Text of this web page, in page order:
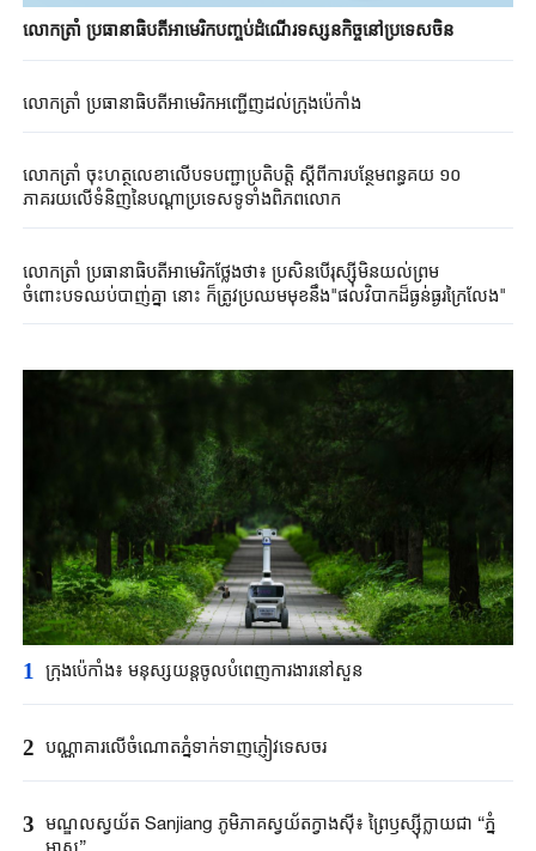
លោកត្រាំ ប្រធានាធិបតីអាមេរិកបញ្ចប់ដំណើរទស្សនកិច្ចនៅប្រទេសចិន
លោកត្រាំ ប្រធានាធិបតីអាមេរិកអញ្ជើញដល់ក្រុងប៉េកាំង
លោកត្រាំ ចុះហត្ថលេខាលើបទបញ្ជាប្រតិបត្តិ ស្តីពីការបន្ថែមពន្ធគយ ១០
ភាគរយលើទំនិញនៃបណ្តាប្រទេសទូទាំងពិភពលោក
លោកត្រាំ ប្រធានាធិបតីអាមេរិកថ្លែងថា៖ ប្រសិនបើរុស្ស៊ីមិនយល់ព្រម
ចំពោះបទឈប់បាញ់គ្នា នោះ ក៏ត្រូវប្រឈមមុខនឹង"ផលវិបាកដ៏ធ្ងន់ធ្ងរក្រៃលែង"
1 ក្រុងប៉េកាំង​៖ មនុស្សយន្ត​ចូលបំពេញ​ការងារនៅសួន​​
2 បណ្ណាគារលើចំណោតភ្នំទាក់ទាញភ្ញៀវទេសចរ
3 មណ្ឌលស្វយ័ត Sanjiang ភូមិភាគស្វយ័តក្វាងស៊ី៖ ព្រៃឫស្ស៊ីក្លាយជា “ភ្នំ
មាស”